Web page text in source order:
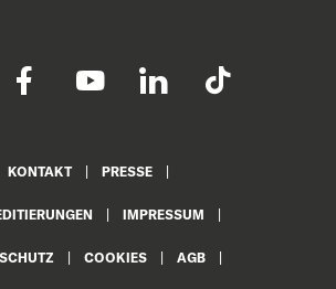
KONTAKT PRESSE
IMPRESSUM
COOKIES AGB